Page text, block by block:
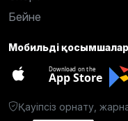
Бейне
Мобильді қосымшалар
Download on the
App Store
Қауіпсіз орнату,